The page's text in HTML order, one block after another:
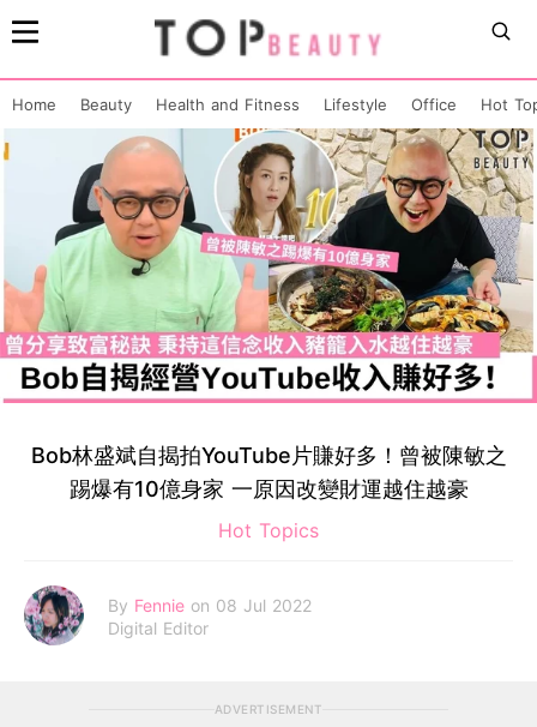
Home Beauty Health and Fitness Lifestyle Office Hot
Bob林盛斌 自揭拍YouTube片賺好多！曾被陳敏之
踢爆有10億身家 一原因改變財運越住越豪
Hot Topics
By Fennie on 08 Jul 2022
Digital Editor
ADVERTISEMENT